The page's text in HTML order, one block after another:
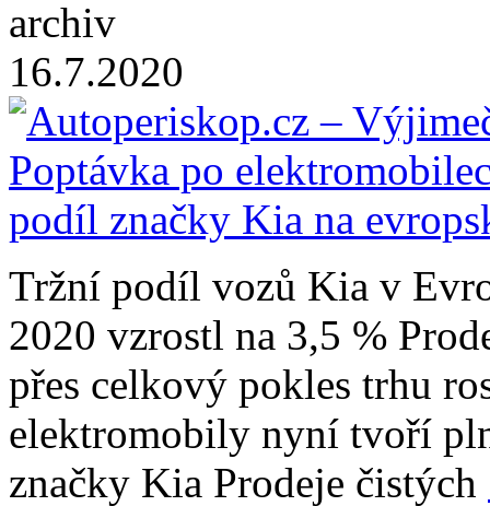
archiv
16.7.2020
Tržní podíl vozů Kia v
2020 vzrostl na 3,5 %
přes celkový pokles trhu
elektromobily nyní tvoří
značky Kia Prodeje čistých